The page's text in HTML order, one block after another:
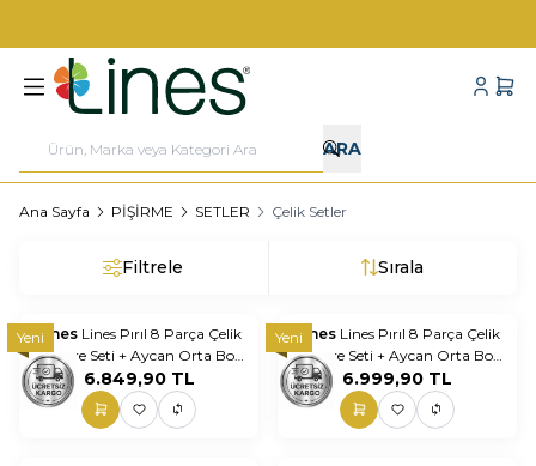
ARA
Ana Sayfa PİŞİRME SETLER Çelik Setler
Filtrele Sırala
YeniLines Lines Pırıl 8 Parça Çelik
Tencere Seti + Aycan Orta Boy
Çaydanlık | Paslanmaz Mutfak
& Çeyiz Seti Metal Kulp
6.849,90TL
YeniLines Lines Pırıl 8 Parça Çelik
Tencere Seti + Aycan Orta Boy
Çaydanlık | Paslanmaz Mutfak
& Çeyiz Seti Altın Kulp
6.999,90 TL